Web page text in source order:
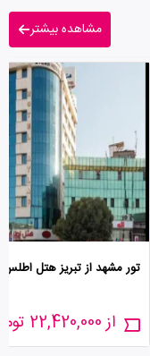
مشاهده بیشتر
تور مشهد از تبریز هتل اطلس
از 22,420,000 تومان